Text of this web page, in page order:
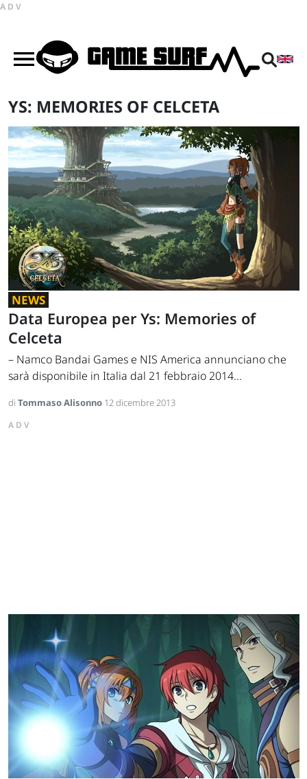
ADV
YS: MEMORIES OF CELCETA
NEWS
Data Europea per Ys: Memories of
Celceta
– Namco Bandai Games e NIS America annunciano che
sarà disponibile in Italia dal 21 febbraio 2014...
di Tommaso Alisonno 12 dicembre 2013
ADV